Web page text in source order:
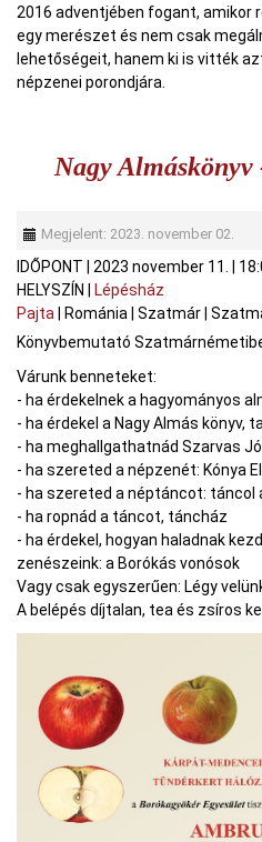
2016 adventjében fogant, amikor
egy merészet és nem csak
lehetőségeit, hanem ki is vitték
népzenei porondjára.
Nagy
Megjelent: 2023. november 02.
IDŐPONT 2023 november 11.
HELYSZÍN
Lépésház
Pajta
Románia Szatmár
Könyvbemutató
Várunk benneteket:
- ha érdekelnek a hagyományos
- ha érdekel a Nagy Almás könyv,
- ha meghallgathatnád Szarvas
- ha szereted a népzenét: Kónya
- ha szereted a néptáncot: táncol
- ha ropnád a táncot, táncház
- ha érdekel, hogyan haladnak
zenészeink: a Borókás vonósok
Vagy csak egyszerűen: Légy
A belépés díjtalan, tea és zsíros